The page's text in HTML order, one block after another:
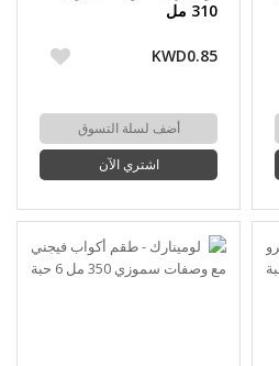
310 مل
KWD0.85
أضف لسلة التسوق
اشتري الآن